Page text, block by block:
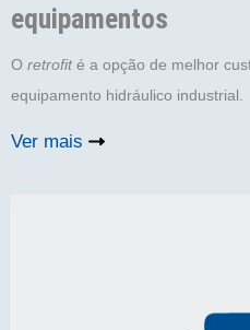
equipamentos
O retrofité a opção de melhor
equipamento hidráulico industrial.
Ver mais